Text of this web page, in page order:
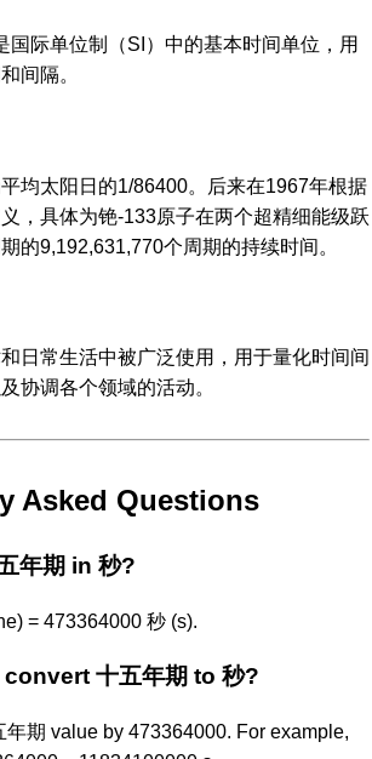
国际单位制（SI）中的基本时间单位，用
间隔。
均太阳日的1/86400。后来在1967年根据
，具体为铯-133原子在两个超精细能级跃
的9,192,631,770个周期的持续时间。
日常生活中被广泛使用，用于量化时间间
协调各个领域的活动。
Asked Questions
年期 in 秒?
= 473364000 秒 (s).
十五年期 to 秒?
年期 value by 473364000. For example,